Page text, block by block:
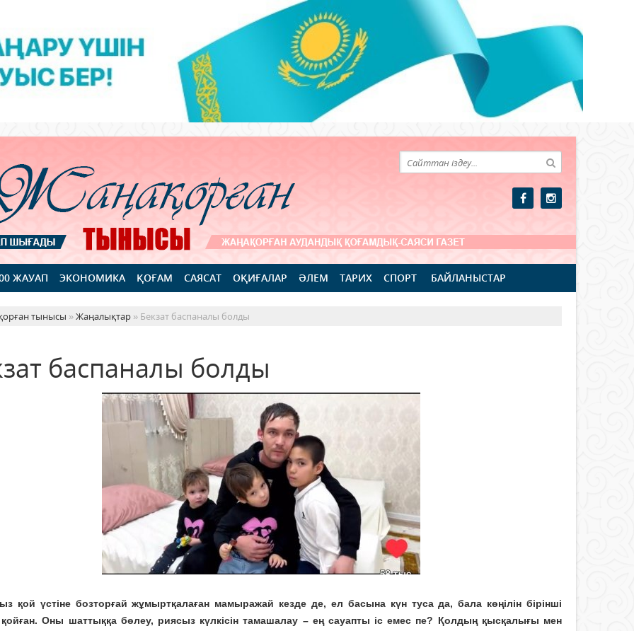
ЖАУАП ЭКОНОМИКА ҚОҒАМ САЯСАТ ОҚИҒАЛАР ӘЛЕМ ТАРИХ СПОРТ БАЙЛАНЫСТАР
тынысы »Жаңалықтар » Бекзат баспаналы болды
баспаналы болды
қой үстіне бозторғай жұмыртқалаған мамыражай кезде де, ел басына күн туса да, бала көңілін бірінші
Оны шаттыққа бөлеу, риясыз күлкісін тамашалау – ең сауапты іс емес пе? Қолдың қысқалығы мен